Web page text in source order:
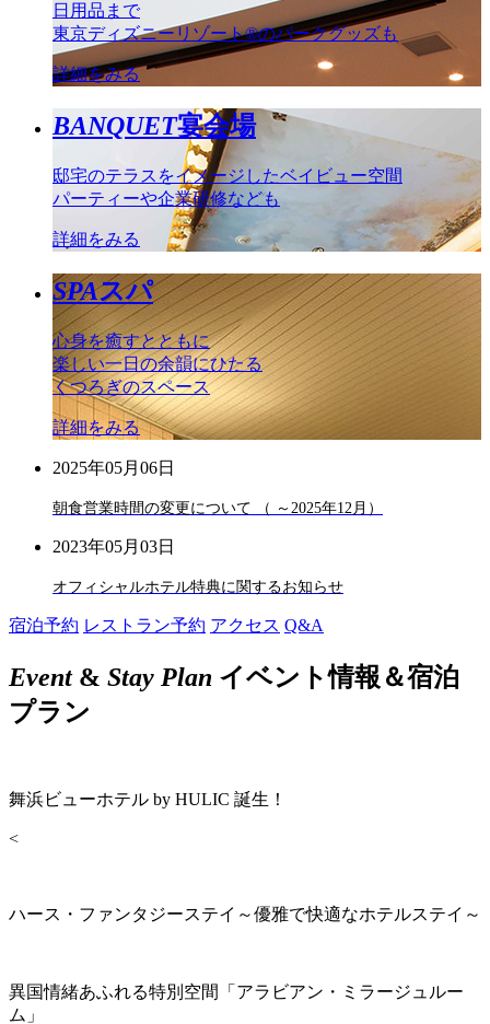
日用品まで
東京ディズニーリゾート®のパークグッズも
詳細をみる
BANQUET宴会場
邸宅のテラスをイメージしたベイビュー空間
パーティーや企業研修なども
詳細をみる
SPAスパ
心身を癒すとともに
楽しい一日の余韻にひたる
くつろぎのスペース
詳細をみる
2025年05月06日
朝食営業時間の変更について （ ～2025年12月）
2023年05月03日
オフィシャルホテル特典に関するお知らせ
宿泊予約 レストラン予約 アクセス Q&A
Event& Stay Plan イベント情報＆宿泊
プラン
舞浜ビューホテル by HULIC 誕生！
<
ハース・ファンタジーステイ～優雅で快適なホテルステイ～
異国情緒あふれる特別空間「アラビアン・ミラージュルー
ム」